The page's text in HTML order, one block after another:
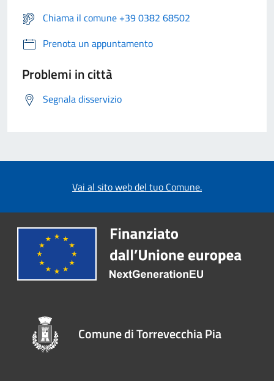
Chiama il comune +39 0382 68502
Prenota un appuntamento
Problemi in città
Segnala disservizio
Vai al sito web del tuo Comune.
Comune di Torrevecchia Pia